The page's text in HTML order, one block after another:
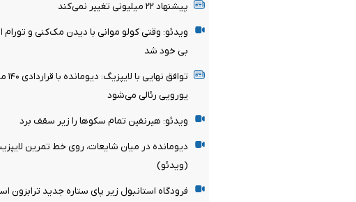
پیشنهاد ۲۲ میلیونی تغییر نمی‌کند
ویدئو: وقتی کولو موانی با دیدن مک‌کنی و تورام
بی خود شد
توافق نهایی
یورویی رئالی می‌شود
ویدئو: هیرنفین تمام سکوها را زیر سقف برد
دیومانده در میان شایعات، روی خط تمرین
(ویدئو)
فرودگاه استانبول زیر پای ستاره جدید ترابزون